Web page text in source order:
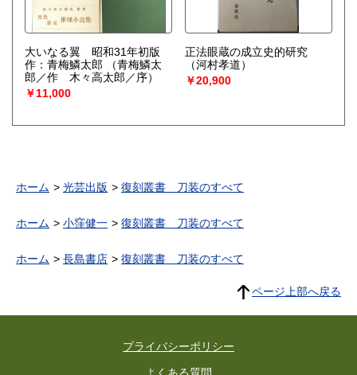
大いなる翼 昭和31年初版
作：青梅鱗太郎
（青梅鱗太
郎／作 木々高太郎／序）
￥11,000
正法眼蔵の成立史的研究
（河村孝道）
￥20,900
ホーム 光芸出版 復刻叢書 刀装のすべて
ホーム 小窪健一 復刻叢書 刀装のすべて
ホーム 長島書店 復刻叢書 刀装のすべて
ページ上部へ戻る
プライバシーポリシー